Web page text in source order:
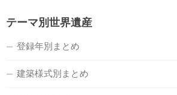
テーマ別世界遺産
登録年別まとめ
建築様式別まとめ